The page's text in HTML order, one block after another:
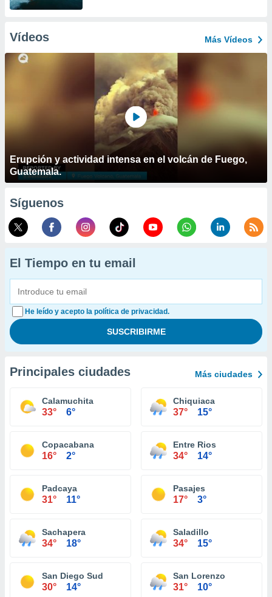
Vídeos Más Vídeos
Erupción y actividad intensa en el volcán de Fuego,
Guatemala.
Síguenos
El Tiempo en tu email
He leído y acepto la política de privacidad.
Principales ciudades Más ciudades
Calamuchita
33° 6°
Chiquiaca
37° 15°
Copacabana
16° 2°
Entre Rios
34° 14°
Padcaya
31° 11°
Pasajes
17° 3°
Sachapera
34° 18°
Saladillo
34° 15°
San Diego Sud
30° 14°
San Lorenzo
31° 10°